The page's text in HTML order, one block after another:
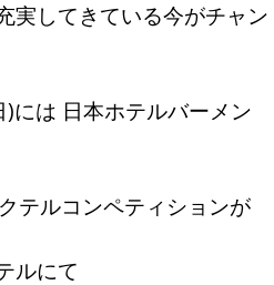
実してきている今がチャン
には 日本ホテルバーメン
テルコンペティションが
ルにて